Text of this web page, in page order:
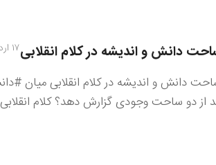
دانش و اندیشه در کلام انقلابی۱۷ اردیبهشت ۱۴۰۱
دانش و اندیشه در کلام انقلابی میان
از دو ساحت وجودی گزارش دهد؟ کلام